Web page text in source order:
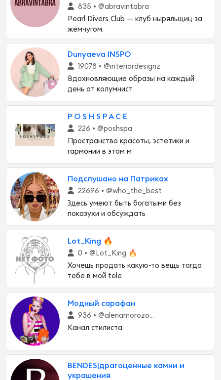
835 • @abravintabra
Pearl Divers Club — клуб ныряльщиц за
жемчугом.
Dunyaeva INSPO
19078 • @interiordesignz
Вдохновляющие образы на каждый
день от колумнист
P O S H S P A C E
226 • @poshspa
Пространство красоты, эстетики и
гармонии в этом м
Подслушано на Патриках
22696 • @who_the_best
Здесь умеют быть богатыми без
показухи и обсуждать
Lot_King 🔥
0 • @Lot_King 🔥
Хочешь продать какую-то вещь тогда
тебе в мой tele
Модный сарафан
936 •
@alenamorozowa
Канал стилиста
BENDES|драгоценные камни и
украшения